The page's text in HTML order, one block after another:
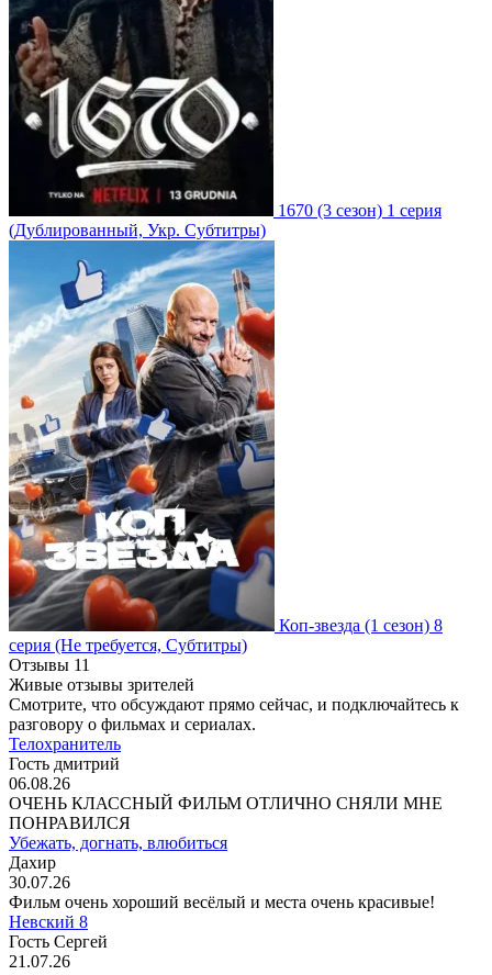
1670 (3 сезон) 1 серия
(Дублированный, Укр. Субтитры)
Коп-звезда (1 сезон) 8
серия (Не требуется, Субтитры)
Отзывы 11
Живые отзывы зрителей
Смотрите, что обсуждают прямо сейчас, и подключайтесь к
разговору о фильмах и сериалах.
Телохранитель
Гость дмитрий
06.08.26
ОЧЕНЬ КЛАССНЫЙ ФИЛЬМ ОТЛИЧНО СНЯЛИ МНЕ
ПОНРАВИЛСЯ
Убежать, догнать, влюбиться
Дахир
30.07.26
Фильм очень хороший весёлый и места очень красивые!
Невский 8
Гость Сергей
21.07.26